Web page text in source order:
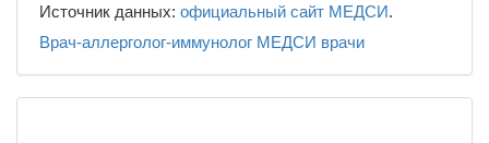
Источник данных: официальный сайт МЕДСИ.
Врач-аллерголог-иммунолог МЕДСИ врачи